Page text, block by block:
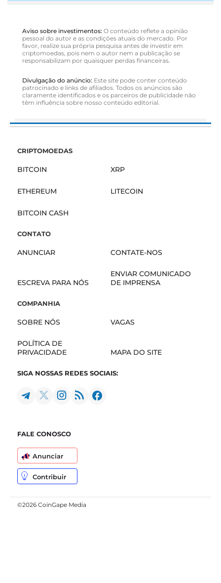
Aviso sobre investimentos: O conteúdo reflete a opinião
pessoal do autor e as condições atuais do mercado. Por
favor, realize sua própria pesquisa antes de investir em
criptomoedas, pois nem o autor nem a publicação se
responsabilizam por quaisquer perdas financeiras.
Divulgação do anúncio: Este site pode conter conteúdo
patrocinado e links de afiliados. Todos os anúncios são
claramente identificados e os parceiros de publicidade não
têm influência sobre nosso conteúdo editorial.
CRIPTOMOEDAS
BITCOIN XRP
ETHEREUM LITECOIN
BITCOIN CASH
CONTATO
ANUNCIAR CONTATE-NOS
ESCREVA PARA NÓS
ENVIAR COMUNICADO
DE IMPRENSA
COMPANHIA
SOBRE NÓS VAGAS
POLÍTICA DE
PRIVACIDADE
MAPA DO SITE
SIGA NOSSAS REDES SOCIAIS:
FALE CONOSCO
Anunciar
Contribuir
©2026 CoinGape Media